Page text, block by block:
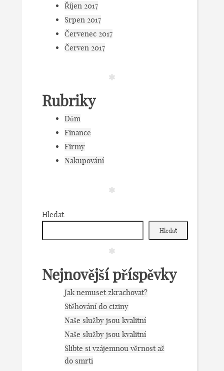
Říjen 2017
Srpen 2017
Červenec 2017
Červen 2017
Rubriky
Dům
Finance
Firmy
Nakupování
Hledat
Hledat
Nejnovější příspěvky
Jak nemuset zkrachovat?
Stěhování do ciziny
Naše služby jsou kvalitní
Naše služby jsou kvalitní
Slibte si vzájemnou věrnost až
do smrti